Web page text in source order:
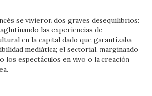
se vivieron dos graves desequilibrios:
las experiencias de
en la capital dado que garantizaba
mediática; el sectorial, marginando
los espectáculos en vivo o la creación